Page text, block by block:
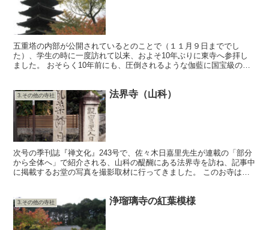
五重塔の内部が公開されているとのことで（１１月９日まででし
た）、学生の時に一度訪れて以来、およそ10年ぶりに東寺へ参拝し
ました。 おそらく10年前にも、圧倒されるような伽藍に国宝級の仏
3.その他の寺社 法界寺（山科）
次号の季刊誌『禅文化』243号で、佐々木日嘉里先生が連載の「部分
から全体へ」で紹介される、山科の醍醐にある法界寺を訪ね、記事中
に掲載するお堂の写真を撮影取材に行ってきました。 このお寺は真
3.その他の寺社 浄瑠璃寺の紅葉模様